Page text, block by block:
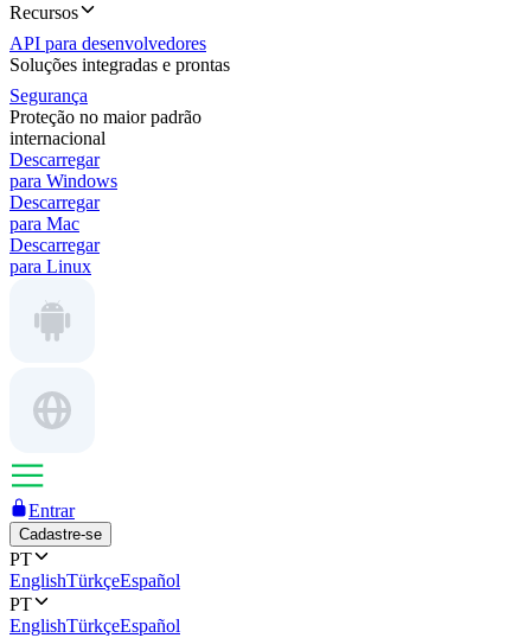
Recursos
API para desenvolvedores
Soluções integradas e prontas
Segurança
Proteção no maior padrão
internacional
Descarregar
para Windows
Descarregar
para Mac
Descarregar
para Linux
Entrar
Cadastre-se
PT
EnglishTürkçeEspañol
PT
EnglishTürkçeEspañol